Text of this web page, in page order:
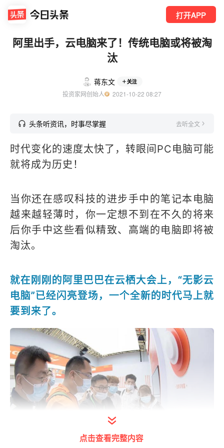
打开APP
阿里出手，云电脑来了！传统电脑或将被淘
汰
蒋东文 关注
投资家网创始人
  2021-10-22 08:27
头条听资讯，时事尽掌握 去听全文
时代变化的速度太快了，转眼间PC电脑可能
就将成为历史！
当你还在感叹科技的进步手中的笔记本电脑
越来越轻薄时，你一定想不到在不久的将来
后你手中这些看似精致、高端的电脑即将被
淘汰。
就在刚刚的阿里巴巴在云栖大会上，“无影云
电脑”已经闪亮登场，一个全新的时代马上就
要到来了。
点击查看完整内容